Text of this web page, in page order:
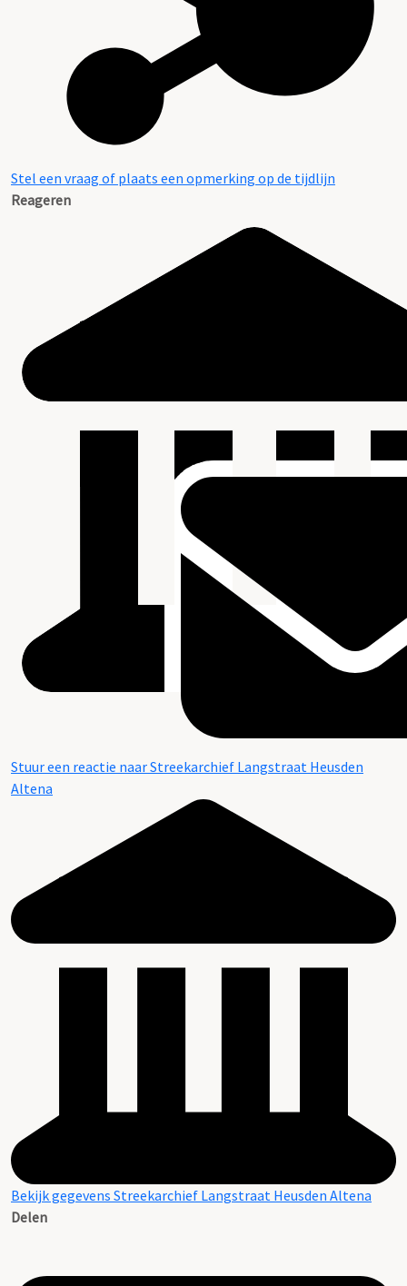
Stel een vraag of plaats een opmerking op de tijdlijn
Reageren
Stuur een reactie naar Streekarchief Langstraat Heusden
Altena
Bekijk gegevens Streekarchief Langstraat Heusden Altena
Delen